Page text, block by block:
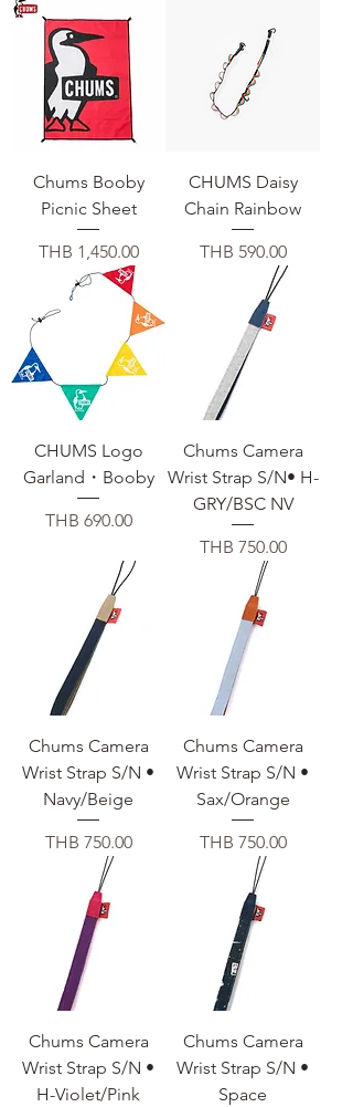
Chums Booby
Picnic Sheet
価格
THB 1,450.00
CHUMS Daisy
Chain Rainbow
価格
THB 590.00
CHUMS Logo
Garland・Booby
価格
THB 690.00
Chums Camera
Wrist Strap S/N• H-
GRY/BSC NV
価格
THB 750.00
Chums Camera
Wrist Strap S/N •
Navy/Beige
価格
THB 750.00
Chums Camera
Wrist Strap S/N •
Sax/Orange
価格
THB 750.00
Chums Camera
Wrist Strap S/N •
H-Violet/Pink
Chums Camera
Wrist Strap S/N •
Space